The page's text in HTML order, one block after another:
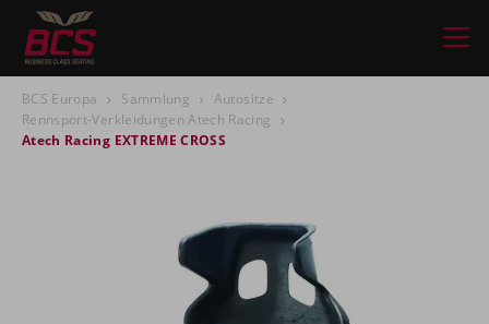
BCS Europa Sammlung
Autositze
Rennsport-Verkleidungen Atech Racing
Atech Racing EXTREME CROSS